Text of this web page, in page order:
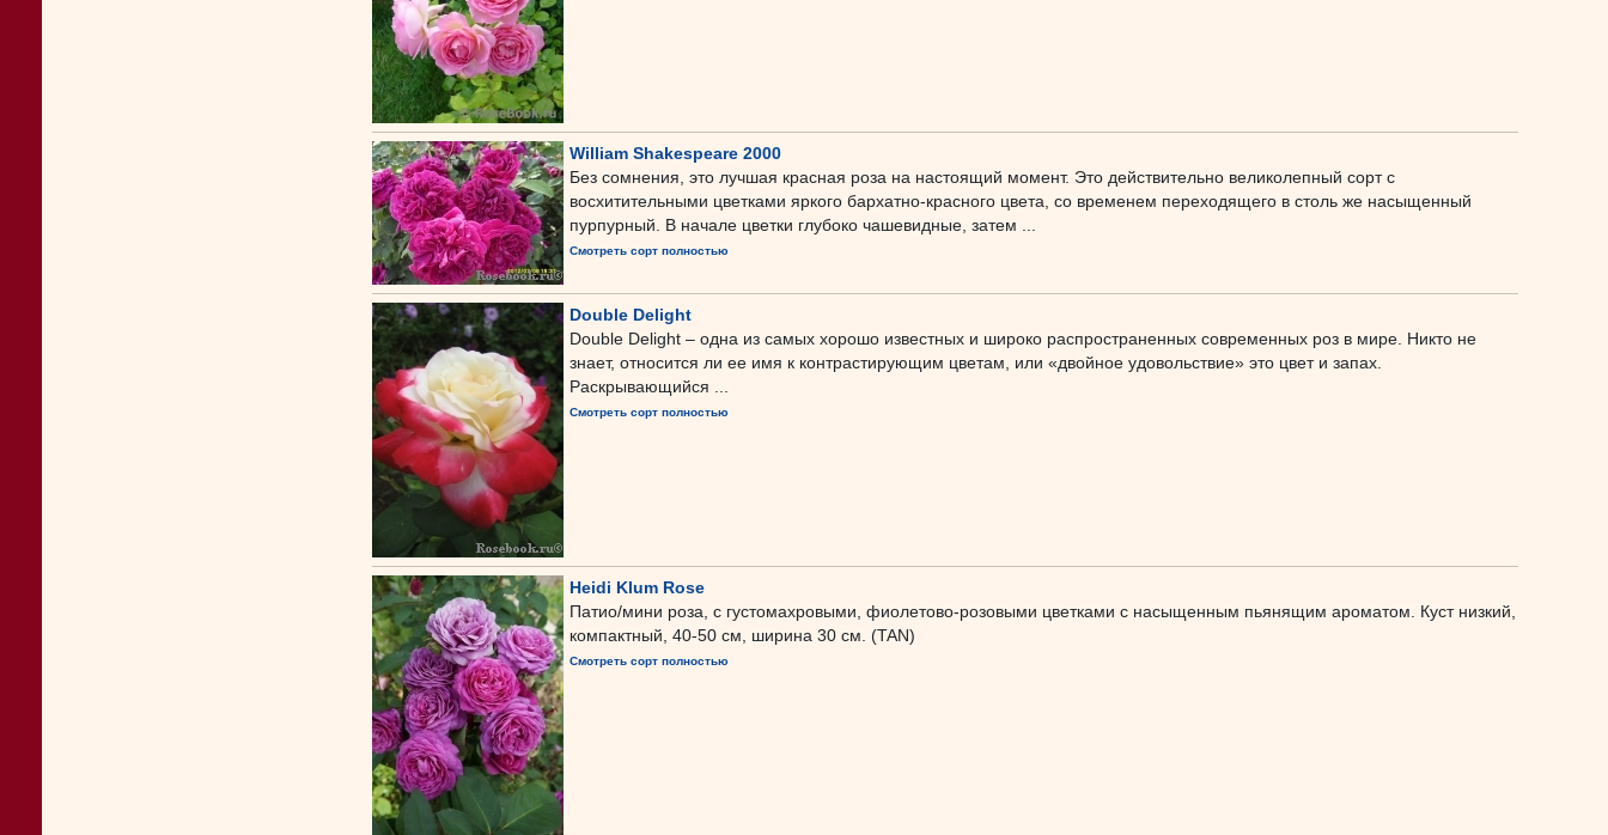
William Shakespeare 2000
Без сомнения, это лучшая красная роза на настоящий момент. Это действительно великолепный сорт с
восхитительными цветками яркого бархатно-красного цвета, со временем переходящего в столь же насыщенный
пурпурный. В начале цветки глубоко чашевидные, затем ...
Смотреть сорт полностью
Double Delight
Double Delight – одна из самых хорошо известных и широко распространенных современных роз в мире. Никто не
знает, относится ли ее имя к контрастирующим цветам, или «двойное удовольствие» это цвет и запах.
Раскрывающийся ...
Смотреть сорт полностью
Heidi Klum Rose
Патио/мини роза, с густомахровыми, фиолетово-розовыми цветками с насыщенным пьянящим ароматом. Куст низкий,
компактный, 40-50 см, ширина 30 см. (TAN)
Смотреть сорт полностью